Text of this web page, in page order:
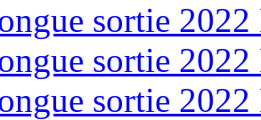
sortie 2022
sortie 2022
sortie 2022